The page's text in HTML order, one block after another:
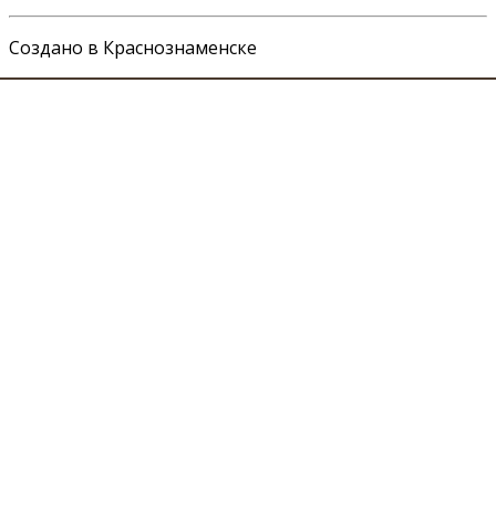
Создано в Краснознаменске